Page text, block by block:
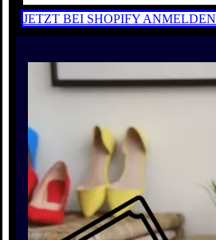
JETZT BEI SHOPIFY ANMELDEN